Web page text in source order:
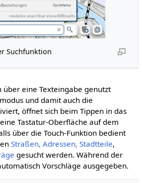
Suchfunktion
über eine Texteingabe genutzt
und damit auch die
öffnet sich beim Tippen in das
Tastatur-Oberfläche auf dem
über die Touch-Funktion bedient
Straßen, Adressen, Stadtteile,
gesucht werden. Während der
Vorschläge ausgegeben.